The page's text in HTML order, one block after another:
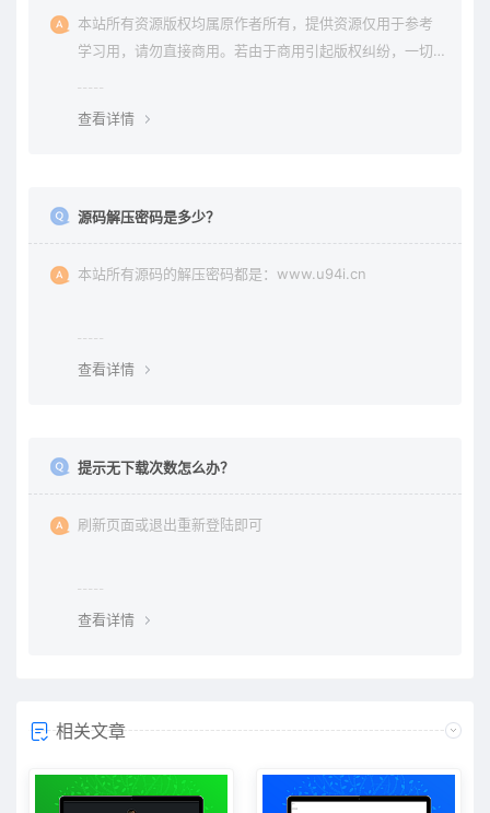
本站所有资源版权均属原作者所有，提供资源仅用于参考
学习用，请勿直接商用。若由于商用引起版权纠纷，一切
查看详情
源码解压密码是多少？
本站所有源码的解压密码都是：www.u94i.cn
查看详情
提示无下载次数怎么办？
刷新页面或退出重新登陆即可
查看详情
相关文章